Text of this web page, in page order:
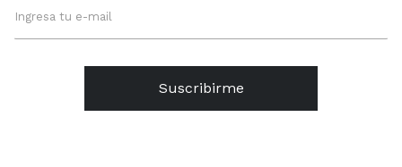
Suscribirme